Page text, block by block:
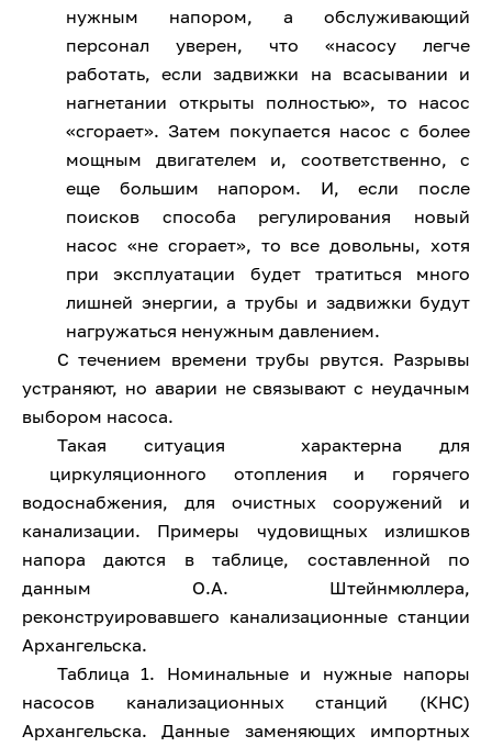
нужным напором, а обслуживающий
персонал уверен, что «насосу легче
работать, если задвижки на всасывании и
нагнетании открыты полностью», то насос
«сгорает». Затем покупается насос с более
мощным двигателем и, соответственно, с
еще большим напором. И, если после
поисков способа регулирования новый
насос «не сгорает», то все довольны, хотя
при эксплуатации будет тратиться много
лишней энергии, а трубы и задвижки будут
нагружаться ненужным давлением.
С течением времени трубы рвутся. Разрывы
устраняют, но аварии не связывают с неудачным
выбором насоса.
Такая ситуация характерна для
циркуляционного отопления и горячего
водоснабжения, для очистных сооружений и
канализации. Примеры чудовищных излишков
напора даются в таблице, составленной по
данным О.А. Штейнмюллера,
реконструировавшего канализационные станции
Архангельска.
Таблица 1. Номинальные и нужные напоры
насосов канализационных станций (КНС)
Архангельска. Данные заменяющих импортных